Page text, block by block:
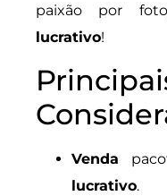
paixão por
lucrativo!
Venda
lucrativo.